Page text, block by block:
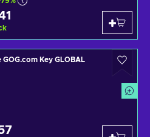
GOG.com Key GLOBAL